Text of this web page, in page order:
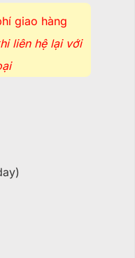
giao hàng
liên hệ lại với